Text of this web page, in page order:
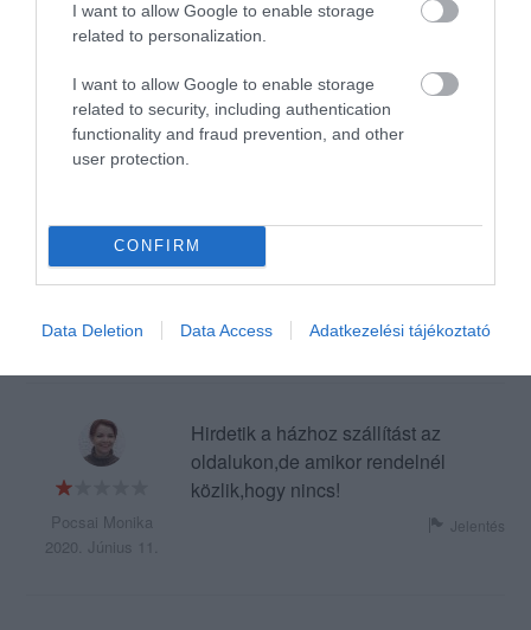
I want to allow Google to enable storage
related to personalization.
I want to allow Google to enable storage
related to security, including authentication
functionality and fraud prevention, and other
user protection.
CONFIRM
Data Deletion Data Access Adatkezelési tájékoztató
rengetegen panaszkodtak már
Jelentés
csak ajánlani tudom!
Biztos, hogy fogunk még
Jelentés
Pocsai Monika
2020. Június 11.
Hirdetik a házhoz szállítást az
oldalukon,de amikor rendelnél
közlik,hogy nincs!
Jelentés